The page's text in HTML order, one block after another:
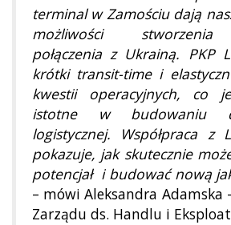
terminal w Zamościu dają
możliwości stworzenia
połączenia z Ukrainą. PKP
krótki transit-time i
kwestii operacyjnych, co
istotne w budowaniu
logistycznej. Współpraca z
pokazuje, jak skutecznie
potencjał i budować nową
– mówi Aleksandra Adamska
Zarządu ds. Handlu i